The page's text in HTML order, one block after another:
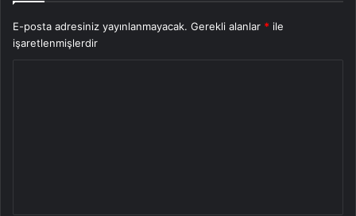
E-posta adresiniz yayınlanmayacak. Gerekli alanlar * ile
işaretlenmişlerdir